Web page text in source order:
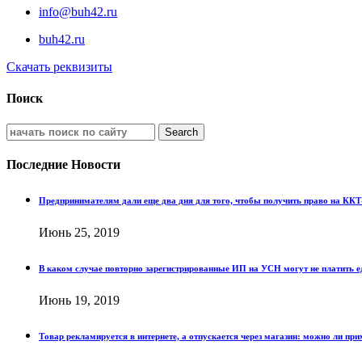
info@buh42.ru
buh42.ru
Скачать реквизиты
Поиск
Последние Новости
Предпринимателям дали еще два дня для того, чтобы получить право на
Июнь 25, 2019
В каком случае повторно зарегистрированные ИП на УСН могут не платить
Июнь 19, 2019
Товар рекламируется в интернете, а отпускается через магазин: можно ли